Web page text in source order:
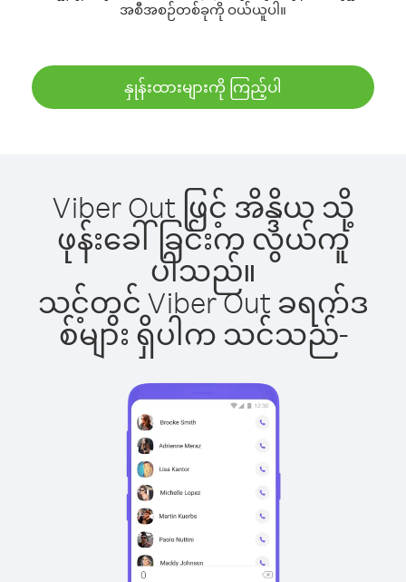
အစီအစဉ်တစ်ခုကို ဝယ်ယူပါ။
နှုန်းထားများကို ကြည့်ပါ
Viber Out ဖြင့် အိန္ဒိယ သို့
ဖုန်းခေါ်ခြင်းက လွယ်ကူ
ပါသည်။
သင့်တွင် Viber Out ခရက်ဒ
စ်များ ရှိပါက သင်သည်-